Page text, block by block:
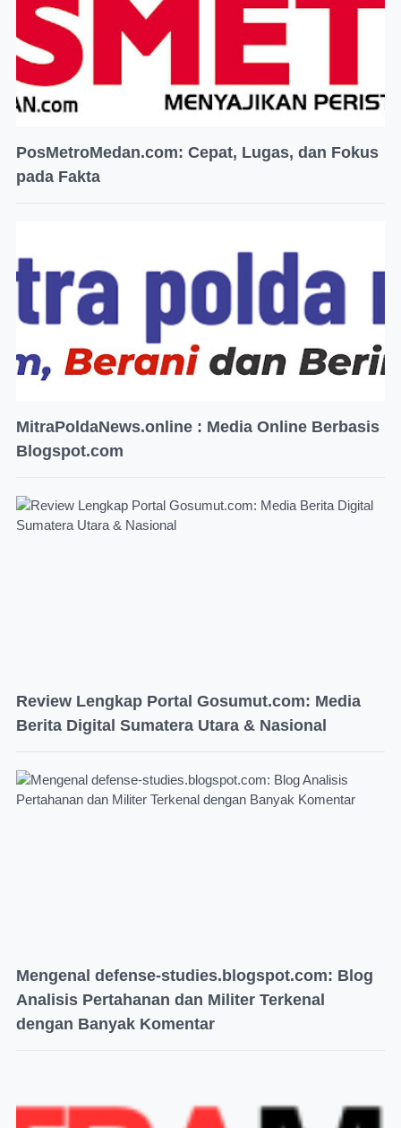
PosMetroMedan.com: Cepat, Lugas, dan Fokus
pada Fakta
MitraPoldaNews.online : Media Online Berbasis
Blogspot.com
Review Lengkap Portal Gosumut.com: Media
Berita Digital Sumatera Utara & Nasional
Mengenal defense-studies.blogspot.com: Blog
Analisis Pertahanan dan Militer Terkenal
dengan Banyak Komentar